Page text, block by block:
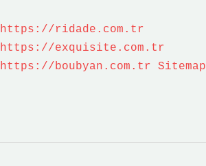
https://ridade.com.tr
https://exquisite.com.tr
https://boubyan.com.tr
Sitemap